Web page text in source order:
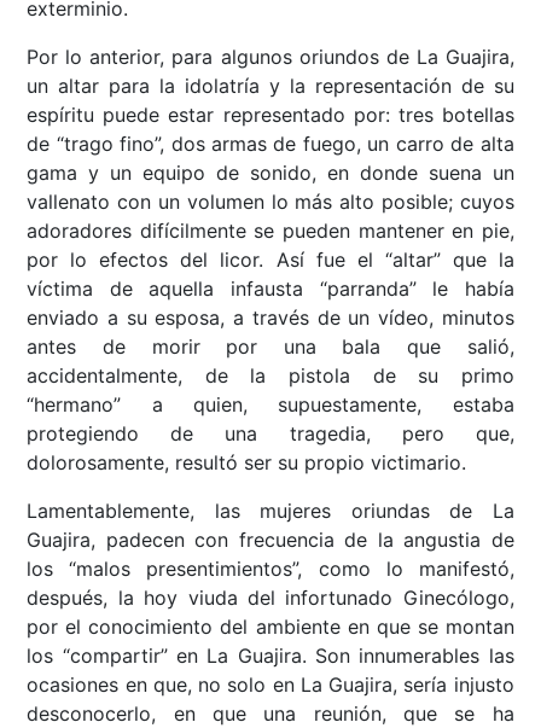
exterminio.
Por lo anterior, para algunos oriundos de La Guajira,
un altar para la idolatría y la representación de su
espíritu puede estar representado por: tres botellas
de “trago fino”, dos armas de fuego, un carro de alta
gama y un equipo de sonido, en donde suena un
vallenato con un volumen lo más alto posible; cuyos
adoradores difícilmente se pueden mantener en pie,
por lo efectos del licor. Así fue el “altar” que la
víctima de aquella infausta “parranda” le había
enviado a su esposa, a través de un vídeo, minutos
antes de morir por una bala que salió,
accidentalmente, de la pistola de su primo
“hermano” a quien, supuestamente, estaba
protegiendo de una tragedia, pero que,
dolorosamente, resultó ser su propio victimario.
Lamentablemente, las mujeres oriundas de La
Guajira, padecen con frecuencia de la angustia de
los “malos presentimientos”, como lo manifestó,
después, la hoy viuda del infortunado Ginecólogo,
por el conocimiento del ambiente en que se montan
los “compartir” en La Guajira. Son innumerables las
ocasiones en que, no solo en La Guajira, sería injusto
desconocerlo, en que una reunión, que se ha